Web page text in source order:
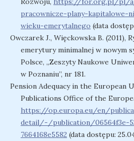
pracownicze-plany-kapitalowe-
wieku-emerytalnego (data
Owczarek J., Więckowska B. (2011),
emerytury minimalnej w nowym
Polsce, „Zeszyty Naukowe
w Poznaniu”, nr 181.
Pension Adequacy in the European
Publications Office of the
https://op.europa.eu/en/
detail/-/publication/06564f3e-
7664168e5582 (data dostępu: